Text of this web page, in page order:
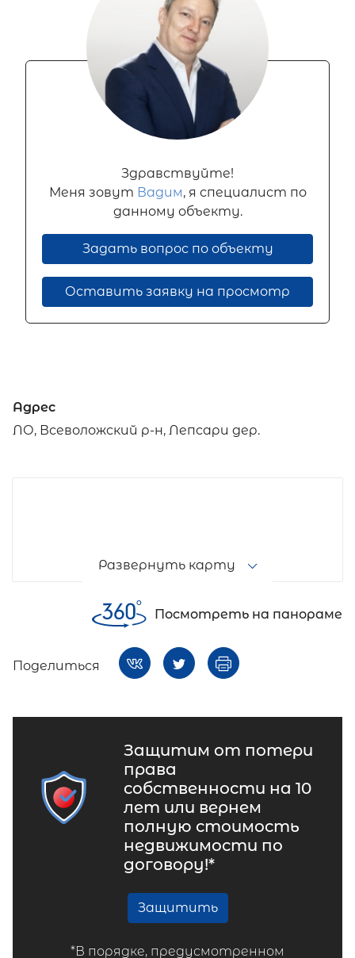
Здравствуйте!
Меня зовут Вадим, я специалист по
данному объекту.
Задать вопрос по объекту
Оставить заявку на просмотр
Адрес
ЛО, Всеволожский р-н, Лепсари дер.
Развернуть карту
Посмотреть на панораме
Поделиться
Защитим от потери
права
собственности на 10
лет или вернем
полную стоимость
недвижимости по
договору!*
Защитить
*В порядке, предусмотренном